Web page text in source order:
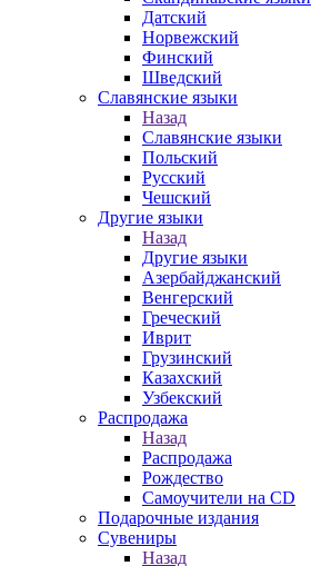
Датский
Норвежский
Финский
Шведский
Славянские языки
Назад
Славянские языки
Польский
Русский
Чешский
Другие языки
Назад
Другие языки
Азербайджанский
Венгерский
Греческий
Иврит
Грузинский
Казахский
Узбекский
Распродажа
Назад
Распродажа
Рождество
Самоучители на CD
Подарочные издания
Сувениры
Назад